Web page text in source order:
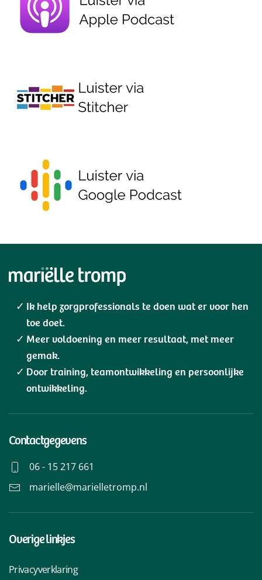
Ik help zorgprofessionals te doen wat er voor hen
toe doet.
Meer voldoening en meer resultaat, met meer
gemak.
Door training, teamontwikkeling en persoonlijke
ontwikkeling.
Contactgegevens
06 - 15 217 661
marielle@marielletromp.nl
Overige linkjes
Privacyverklaring